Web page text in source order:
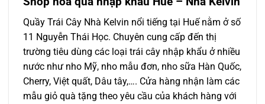
Quầy Trái Cây Nhà Kelvin nổi tiếng tại Huế nằm ở số
11 Nguyễn Thái Học. Chuyên cung cấp đến thị
trường tiêu dùng các loại trái cây nhập khẩu ở nhiều
nước như nho Mỹ, nho mẫu đơn, nho sữa Hàn Quốc,
Cherry, Việt quất, Dâu tây,…. Cửa hàng nhận làm các
mẫu giỏ quà tặng theo yêu cầu của khách hàng với